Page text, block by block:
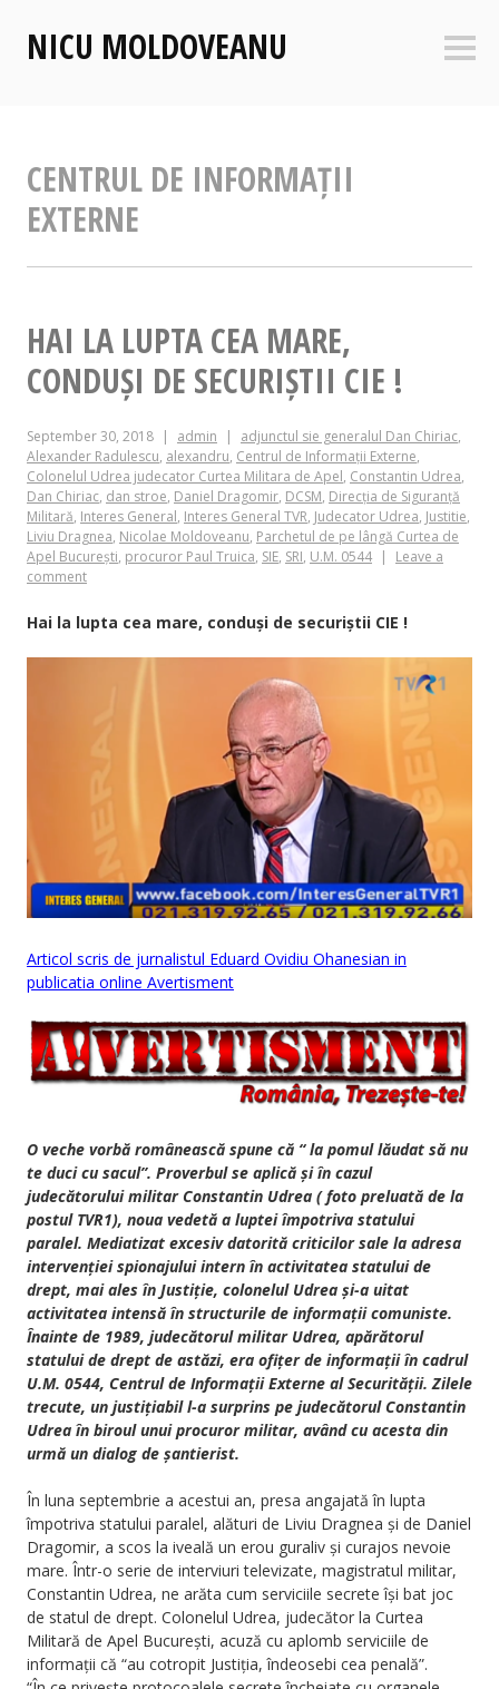
contentNICU MOLDOVEANU
CENTRUL DE INFORMAȚII
EXTERNE
HAI LA LUPTA CEA MARE,
CONDUȘI DE SECURIȘTII CIE !
September 30, 2018 admin adjunctul sie generalul Dan Chiriac,
Alexander Radulescu, alexandru, Centrul de Informații Externe,
Colonelul Udrea judecator Curtea Militara de Apel, Constantin Udrea,
Dan Chiriac, dan stroe, Daniel Dragomir, DCSM, Direcția de Siguranță
Militară, Interes General, Interes General TVR, Judecator Udrea, Justitie,
Liviu Dragnea, Nicolae Moldoveanu, Parchetul de pe lângă Curtea de
Apel București, procuror Paul Truica, SIE, SRI, U.M. 0544
Leave a
comment
Hai la lupta cea mare, conduși de securiștii CIE !
Articol scris de jurnalistul Eduard Ovidiu Ohanesian in
publicatia online Avertisment
O veche vorbă românească spune că “ la pomul lăudat să nu
te duci cu sacul”. Proverbul se aplică și în cazul
judecătorului militar Constantin Udrea ( foto preluată de la
postul TVR1), noua vedetă a luptei împotriva statului
paralel. Mediatizat excesiv datorită criticilor sale la adresa
intervenției spionajului intern în activitatea statului de
drept, mai ales în Justiție, colonelul Udrea și-a uitat
activitatea intensă în structurile de informații comuniste.
Înainte de 1989, judecătorul militar Udrea, apărătorul
statului de drept de astăzi, era ofițer de informații în cadrul
U.M. 0544, Centrul de Informații Externe al Securității. Zilele
trecute, un justițiabil l-a surprins pe judecătorul Constantin
Udrea în biroul unui procuror militar, având cu acesta din
urmă un dialog de șantierist.
În luna septembrie a acestui an, presa angajată în lupta
împotriva statului paralel, alături de Liviu Dragnea și de Daniel
Dragomir, a scos la iveală un erou guraliv și curajos nevoie
mare. Într-o serie de interviuri televizate, magistratul militar,
Constantin Udrea, ne arăta cum serviciile secrete își bat joc
de statul de drept. Colonelul Udrea, judecător la Curtea
Militară de Apel București, acuză cu aplomb serviciile de
informații că “au cotropit Justiția, îndeosebi cea penală”.